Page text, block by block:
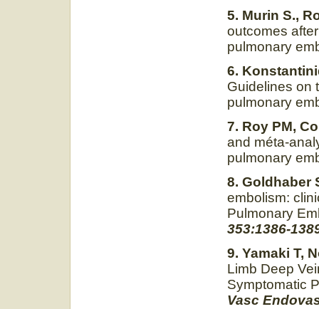
5. Murin S.,
outcomes
pulmonary
6.
Guidelines on
pulmonary
7. Roy PM,
and méta-
pulmonary
8. Goldhaber
embolism:
Pulmonary
353:1386-
9. Yamaki T,
Limb Deep
Symptomatic
Vasc